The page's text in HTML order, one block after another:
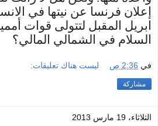
إعلان فرنسا عن نيتها في
ابريل المقبل لتتولى قوات
السلام في الشمالي المالي؟
في 2:36 ص ليست هناك تعليقات:
مشاركة
الثلاثاء، 19 مارس 2013